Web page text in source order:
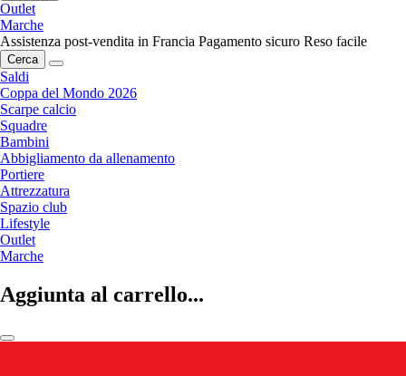
Outlet
Marche
Assistenza post-vendita in Francia Pagamento sicuro Reso facile
Cerca
Saldi
Coppa del Mondo 2026
Scarpe calcio
Squadre
Bambini
Abbigliamento da allenamento
Portiere
Attrezzatura
Spazio club
Lifestyle
Outlet
Marche
Aggiunta al carrello...